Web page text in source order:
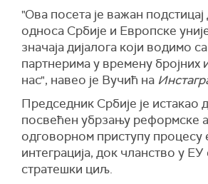
"Ова посета је важан
односа Србије и Европске
значаја дијалога који водимо
партнерима у времену бројних
нас", навео је Вучић на
Председник Србије је истакао
посвећен убрзању реформске
одговорном приступу процесу
интеграција, док чланство у ЕУ
стратешки циљ.